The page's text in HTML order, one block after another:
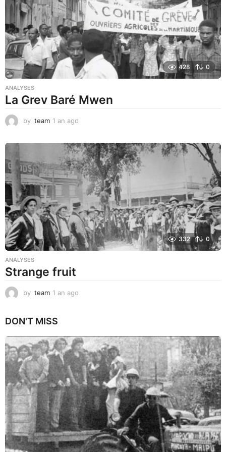
428 0
ANALYSES
La Grev Baré Mwen
by team 1 an ago
a
g
o
332 0
ANALYSES
Strange fruit
by team 1 an ago
o
DON'T MISS